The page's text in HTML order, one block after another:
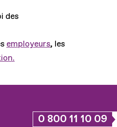
des
employeurs, les
0 800 11 10 09